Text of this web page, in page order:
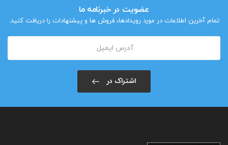
عضویت در خبرنامه ما
تمام آخرین اطلاعات در مورد رویدادها، فروش ها و پیشنهادات را دریافت کنید.
اشتراک در